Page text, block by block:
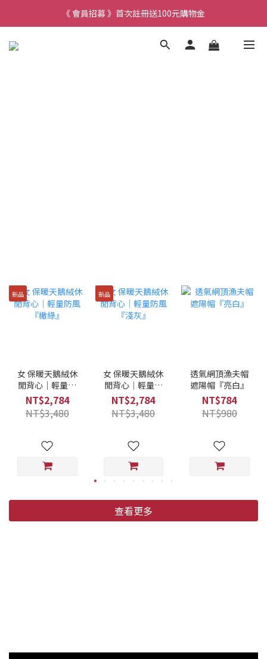
《 會員招募 》首次註冊送100元購物金
新品
女 保暖天鵝絨休
閒背心｜輕量防
風『橄綠』
NT$2,784
NT$3,480
新品
女 保暖天鵝絨休
閒背心｜輕量防
風『淺灰』
NT$2,784
NT$3,480
透氣網頂漁夫帽
遮陽帽『亮白』
NT$784
NT$980
查看更多